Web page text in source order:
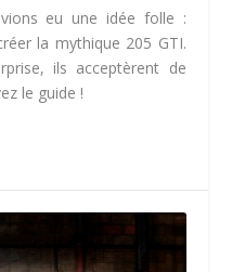
eu une idée folle :
la mythique 205 GTI.
ils acceptèrent de
le guide !